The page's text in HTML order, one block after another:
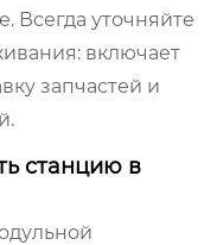
Всегда уточняйте
включает
запчастей и
станцию в